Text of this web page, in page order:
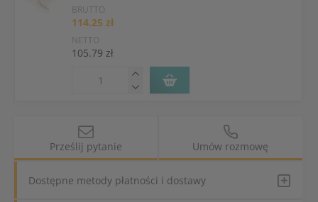
BRUTTO
114.25 zł
NETTO
105.79 zł
Prześlij pytanie Umów rozmowę
Dostępne metody płatności i dostawy